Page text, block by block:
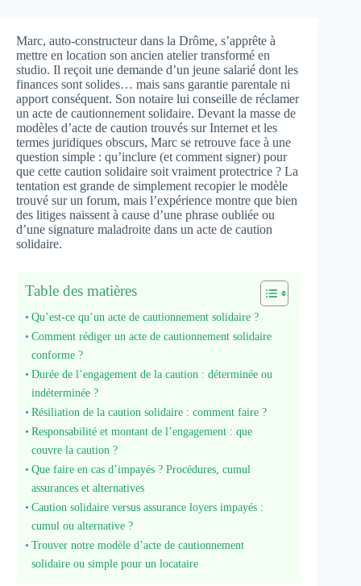
Marc, auto-constructeur dans la Drôme, s’apprête à
mettre en location son ancien atelier transformé en
studio. Il reçoit une demande d’un jeune salarié dont les
finances sont solides… mais sans garantie parentale ni
apport conséquent. Son notaire lui conseille de réclamer
un acte de cautionnement solidaire. Devant la masse de
modèles d’acte de caution trouvés sur Internet et les
termes juridiques obscurs, Marc se retrouve face à une
question simple : qu’inclure (et comment signer) pour
que cette caution solidaire soit vraiment protectrice ? La
tentation est grande de simplement recopier le modèle
trouvé sur un forum, mais l’expérience montre que bien
des litiges naissent à cause d’une phrase oubliée ou
d’une signature maladroite dans un acte de caution
solidaire.
Table des matières
Qu’est-ce qu’un acte de cautionnement solidaire ?
Comment rédiger un acte de cautionnement solidaire
conforme ?
Durée de l’engagement de la caution : déterminée ou
indéterminée ?
Résiliation de la caution solidaire : comment faire ?
Responsabilité et montant de l’engagement : que
couvre la caution ?
Que faire en cas d’impayés ? Procédures, cumul
assurances et alternatives
Caution solidaire versus assurance loyers impayés :
cumul ou alternative ?
Trouver notre modèle d’acte de cautionnement
solidaire ou simple pour un locataire